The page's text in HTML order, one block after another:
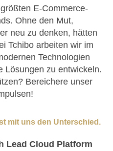
E-Commerce-
Ohne den Mut,
neu zu denken, hätten
Tchibo arbeiten wir im
Technologien
Lösungen zu entwickeln.
Bereichere unser
mit uns den Unterschied.
Lead Cloud Platform